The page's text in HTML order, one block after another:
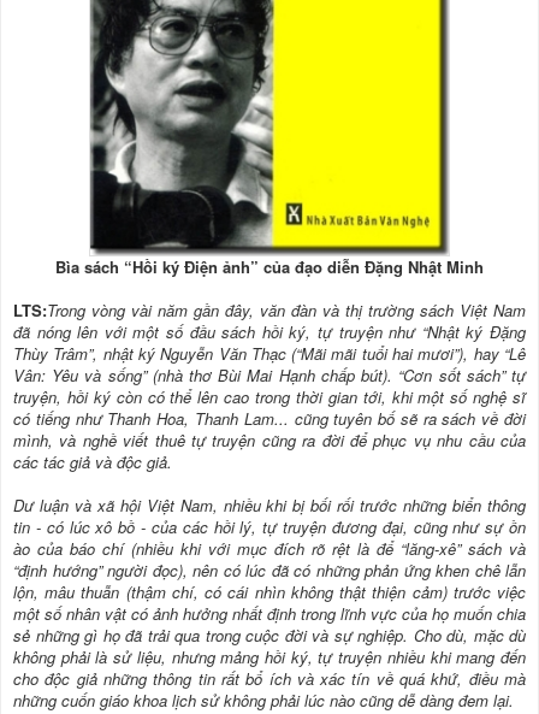
Bìa sách “Hồi ký Điện ảnh” của đạo diễn Đặng Nhật Minh
LTS:Trong vòng vài năm gần đây, văn đàn và thị trường sách Việt Nam
đã nóng lên với một số đầu sách hồi ký, tự truyện như “Nhật ký Đặng
Thùy Trâm”, nhật ký Nguyễn Văn Thạc (“Mãi mãi tuổi hai mươi”), hay “Lê
Vân: Yêu và sống” (nhà thơ Bùi Mai Hạnh chấp bút). “Cơn sốt sách” tự
truyện, hồi ký còn có thể lên cao trong thời gian tới, khi một số nghệ sĩ
có tiếng như Thanh Hoa, Thanh Lam... cũng tuyên bố sẽ ra sách về đời
mình, và nghề viết thuê tự truyện cũng ra đời để phục vụ nhu cầu của
các tác giả và độc giả.
Dư luận và xã hội Việt Nam, nhiều khi bị bối rối trước những biển thông
tin - có lúc xô bồ - của các hồi lý, tự truyện đương đại, cũng như sự ồn
ào của báo chí (nhiều khi với mục đích rõ rệt là để “lăng-xê” sách và
“định hướng” người đọc), nên có lúc đã có những phản ứng khen chê lẫn
lộn, mâu thuẫn (thậm chí, có cái nhìn không thật thiện cảm) trước việc
một số nhân vật có ảnh hưởng nhất định trong lĩnh vực của họ muốn chia
sẻ những gì họ đã trải qua trong cuộc đời và sự nghiệp. Cho dù, mặc dù
không phải là sử liệu, nhưng mảng hồi ký, tự truyện nhiều khi mang đến
cho độc giả những thông tin rất bổ ích và xác tín về quá khứ, điều mà
những cuốn giáo khoa lịch sử không phải lúc nào cũng dễ dàng đem lại.